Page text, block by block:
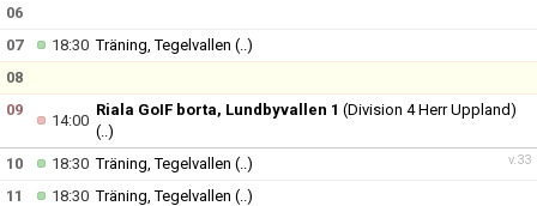
06
07
18:30Träning, Tegelvallen (..)
08
09
14:00
Riala GoIF borta, Lundbyvallen 1 (Division 4 Herr Uppland)
(..)
v.33
10 18:30Träning, Tegelvallen (..)
11
18:30Träning, Tegelvallen (..)